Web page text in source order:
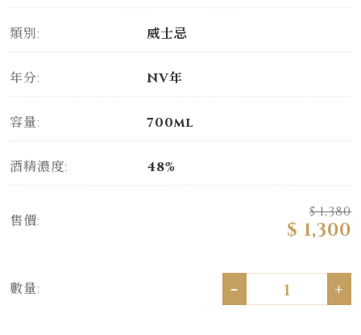
類別: 威士忌
年分: NV年
容量: 700ml
酒精濃度: 48%
售價:
$ 1,380
$ 1,300
數量: - +